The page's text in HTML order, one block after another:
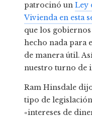
patrocinó un Ley
Vivienda en esta
que los
hecho nada para
de manera útil.
nuestro turno de
Ram Hinsdale
tipo de
«intereses de